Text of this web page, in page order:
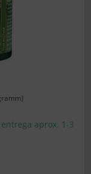
aprox. 1-3